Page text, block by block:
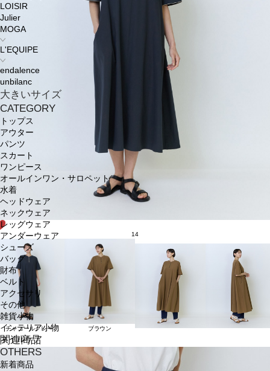
LOISIR
Julier
MOGA
L'EQUIPE
endalence
unbilanc
大きいサイズ
CATEGORY
トップス
アウター
パンツ
スカート
ワンピース
オールインワン・サロペット
水着
ヘッドウェア
ネックウェア
レッグウェア
アンダーウェア
シューズ
バッグ
財布
ベルト
アクセサリ
その他
雑貨小物
インテリア小物
ネイルケア
OTHERS
新着商品
14
チャコールグレー ブラウン
関連商品